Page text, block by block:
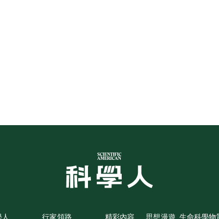
行家領路 精彩內容 思想漫遊 生命科學物